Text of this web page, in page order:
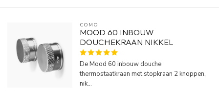
COMO
MOOD 60 INBOUW
DOUCHEKRAAN NIKKEL
De Mood 60 inbouw douche
thermostaatkraan met stopkraan 2 knoppen,
nik...